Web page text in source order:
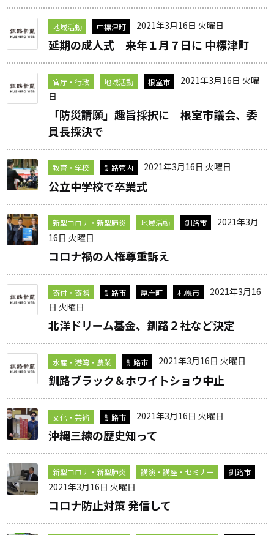
地域活動 中標津町 2021年3月16日 火曜日
延期の成人式 来年１月７日に 中標津町
官庁・行政 地域活動 根室市
2021年3月16日 火曜
日
「防災請願」趣旨採択に 根室市議会、委
員長採決で
教育・学校 釧路管内 2021年3月16日 火曜日
公立中学校で卒業式
新型コロナ・新型肺炎 地域活動 釧路市
2021年3月
16日 火曜日
コロナ禍の人権尊重訴え
寄付・寄贈 釧路市 厚岸町 札幌市
2021年3月16
日 火曜日
北洋ドリーム基金、釧路２社など決定
水産・港湾・農業 釧路市 2021年3月16日 火曜日
釧路ブラック＆ホワイトショウ中止
文化・芸術 釧路市 2021年3月16日 火曜日
沖縄三線の歴史知って
新型コロナ・新型肺炎 講演・講座・セミナー 釧路市
2021年3月16日 火曜日
コロナ防止対策 発信して